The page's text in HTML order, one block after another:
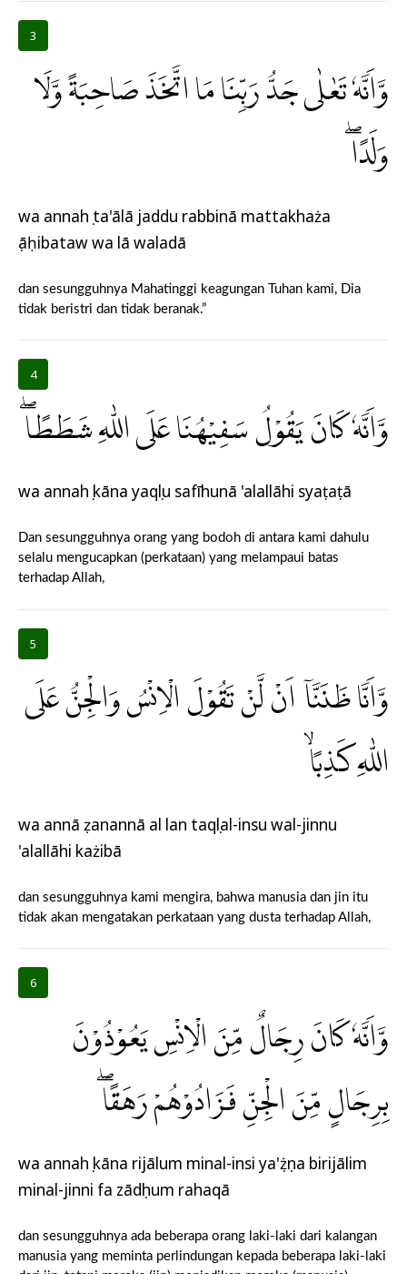
3
وَّاَنَّهٗ تَعٰلٰى جَدُّ رَبِّنَا مَا اتَّخَذَ صَاحِبَةً وَّلَا
وَلَدًاۖ
wa annahụ ta'ālā jaddu rabbinā mattakhaża
ṣāḥibataw wa lā waladā
dan sesungguhnya Mahatinggi keagungan Tuhan kami, Dia
tidak beristri dan tidak beranak.”
4
وَّاَنَّهٗ كَانَ يَقُوْلُ سَفِيْهُنَا عَلَى اللّٰهِ شَطَطًاۖ
wa annahụ kāna yaqụlu safīhunā 'alallāhi syaṭaṭā
Dan sesungguhnya orang yang bodoh di antara kami dahulu
selalu mengucapkan (perkataan) yang melampaui batas
terhadap Allah,
5
وَّاَنَّا ظَنَنَّآ اَنْ لَّنْ تَقُوْلَ الْاِنْسُ وَالْجِنُّ عَلَى
اللّٰهِ كَذِبًاۙ
wa annā ẓanannā al lan taqụlal-insu wal-jinnu
'alallāhi każibā
dan sesungguhnya kami mengira, bahwa manusia dan jin itu
tidak akan mengatakan perkataan yang dusta terhadap Allah,
6
وَّاَنَّهٗ كَانَ رِجَالٌ مِّنَ الْاِنْسِ يَعُوْذُوْنَ
بِرِجَالٍ مِّنَ الْجِنِّ فَزَادُوْهُمْ رَهَقًاۖ
wa annahụ kāna rijālum minal-insi ya'ụżụna birijālim
minal-jinni fa zādụhum rahaqā
dan sesungguhnya ada beberapa orang laki-laki dari kalangan
manusia yang meminta perlindungan kepada beberapa laki-laki